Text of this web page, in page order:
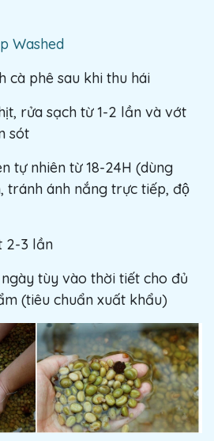
Washed
cà phê sau khi thu hái
rửa sạch từ 1-2 lần và vớt
sót
tự nhiên từ 18-24H (dùng
tránh ánh nắng trực tiếp, độ
2-3 lần
ngày tùy vào thời tiết cho đủ
(tiêu chuẩn xuất khẩu)